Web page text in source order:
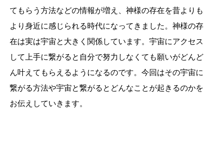
てもらう方法などの情報が増え、神様の存在を昔よりも
より身近に感じられる時代になってきました。神様の存
在は実は宇宙と大きく関係しています。宇宙にアクセス
して上手に繋がると自分で努力しなくても願いがどんど
ん叶えてもらえるようになるのです。今回はその宇宙に
繋がる方法や宇宙と繋がるとどんなことが起きるのかを
お伝えしていきます。